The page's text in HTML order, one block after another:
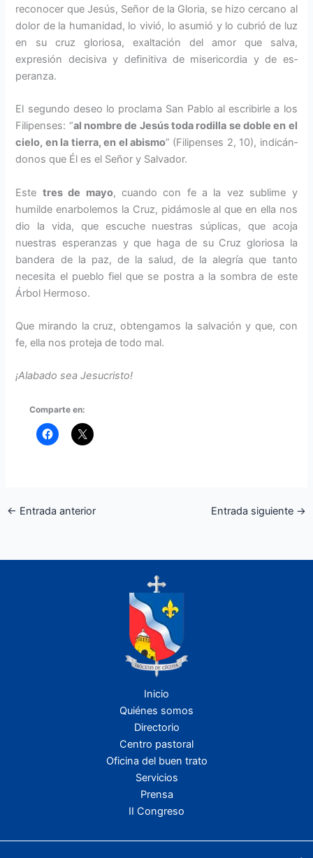
reconocer que Jesús, Señor de la Gloria, se hizo cercano al
dolor de la humanidad, lo vivió, lo asumió y lo cubrió de luz
en su cruz gloriosa, exaltación del amor que salva,
expresión decisiva y definitiva de misericordia y de es­
peranza.
El segundo deseo lo proclama San Pablo al escribirle a los
Filipenses: “al nombre de Jesús toda rodilla se doble en el
cielo, en la tierra, en el abismo” (Filipenses 2, 10), indicán­
donos que Él es el Señor y Salvador.
Este tres de mayo, cuando con fe a la vez sublime y
humilde enarbole­mos la Cruz, pidámosle al que en ella nos
dio la vida, que escuche nuestras súplicas, que acoja
nuestras esperan­zas y que haga de su Cruz gloriosa la
bandera de la paz, de la salud, de la alegría que tanto
necesita el pueblo fiel que se postra a la sombra de este
Árbol Hermoso.
Que mirando la cruz, obtengamos la salvación y que, con
fe, ella nos pro­teja de todo mal.
¡Alabado sea Jesucristo!
Comparte en:
← Entrada anterior Entrada siguiente →
Inicio
Quiénes somos
Directorio
Centro pastoral
Oficina del buen trato
Servicios
Prensa
II Congreso